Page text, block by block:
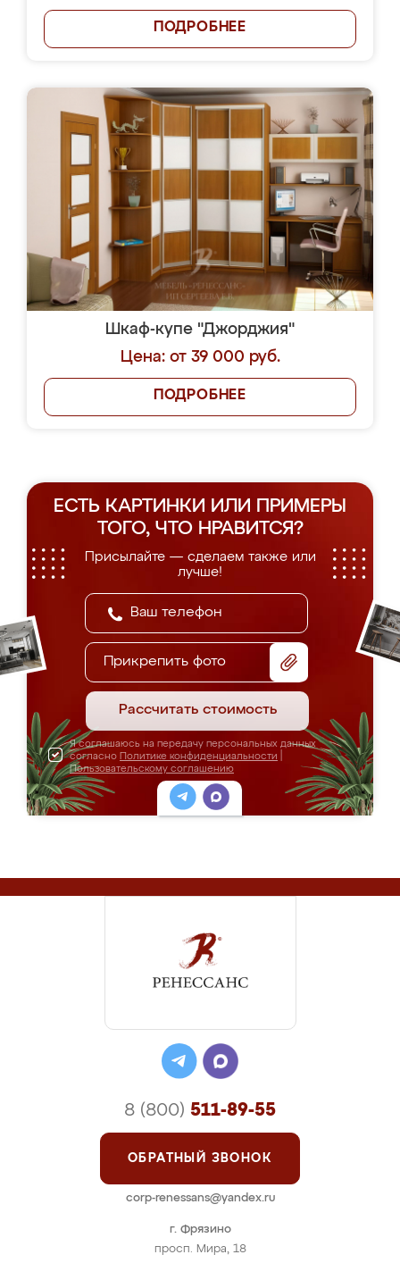
ПОДРОБНЕЕ
Шкаф-купе "Джорджия"
Цена: от 39 000 руб.
ПОДРОБНЕЕ
ЕСТЬ КАРТИНКИ ИЛИ ПРИМЕРЫ
ТОГО, ЧТО НРАВИТСЯ?
Присылайте — сделаем также или
лучше!
Прикрепить фото
Рассчитать стоимость
Я соглашаюсь на передачу персональных данных
согласно Политике конфиденциальности
Пользовательскому соглашению
г. Фрязино
просп. Мира, 18
8 (800) 511-89-55
ОБРАТНЫЙ ЗВОНОК
corp-renessans@yandex.ru